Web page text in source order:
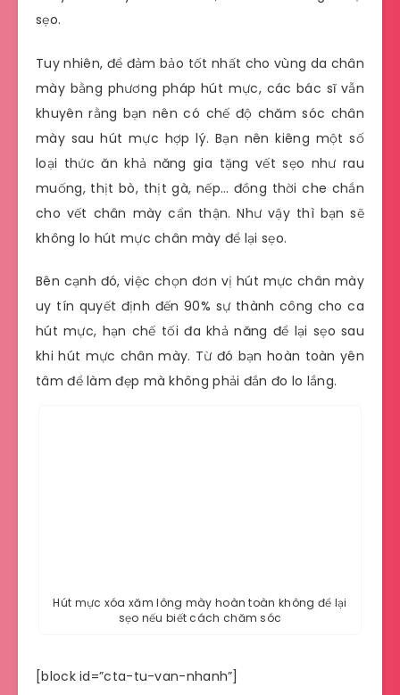
sẹo.
Tuy nhiên, để đảm bảo tốt nhất cho vùng da chân
mày bằng phương pháp hút mực, các bác sĩ vẫn
khuyên rằng bạn nên có chế độ chăm sóc chân
mày sau hút mực hợp lý. Bạn nên kiêng một số
loại thức ăn khả năng gia tặng vết sẹo như rau
muống, thịt bò, thịt gà, nếp… đồng thời che chắn
cho vết chân mày cẩn thận. Như vậy thì bạn sẽ
không lo hút mực chân mày để lại sẹo.
Bên cạnh đó, việc chọn đơn vị hút mực chân mày
uy tín quyết định đến 90% sự thành công cho ca
hút mực, hạn chế tối đa khả năng để lại sẹo sau
khi hút mực chân mày. Từ đó bạn hoàn toàn yên
tâm để làm đẹp mà không phải đắn đo lo lắng.
Hút mực xóa xăm lông mày hoàn toàn không để lại
sẹo nếu biết cách chăm sóc
[block id=”cta-tu-van-nhanh”]